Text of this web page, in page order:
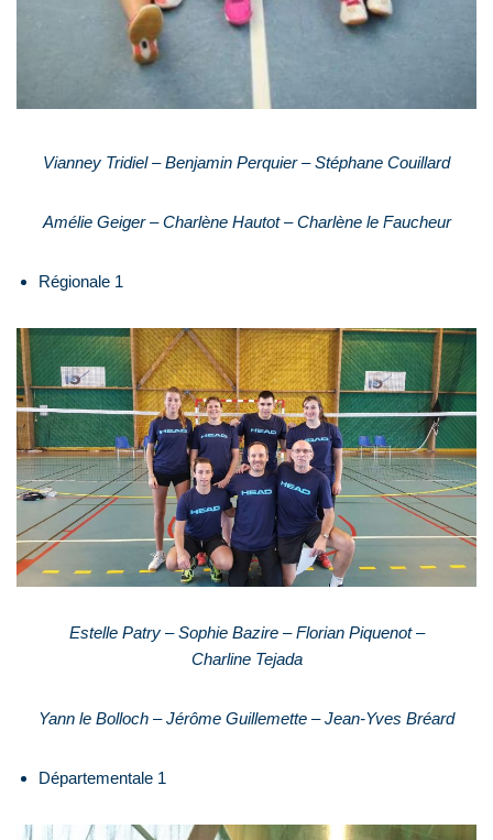
Vianney Tridiel – Benjamin Perquier – Stéphane Couillard
Amélie Geiger – Charlène Hautot – Charlène le Faucheur
Régionale 1
Estelle Patry – Sophie Bazire – Florian Piquenot –
Charline Tejada
Yann le Bolloch – Jérôme Guillemette – Jean-Yves Bréard
Départementale 1